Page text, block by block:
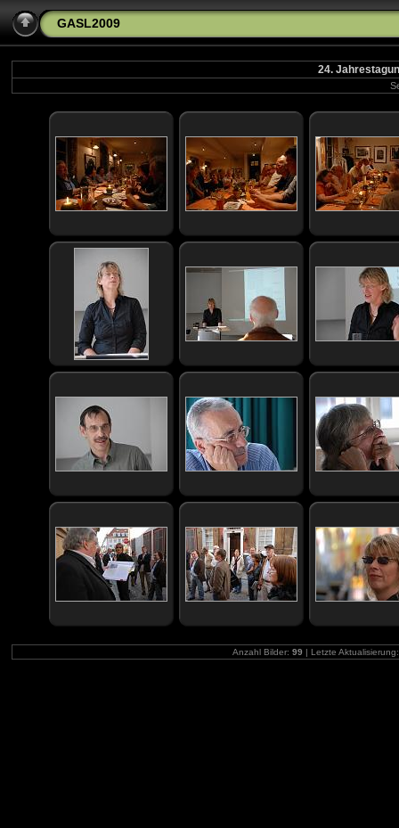
GASL2009
24.
Anzahl Bilder: 99 | Letzte